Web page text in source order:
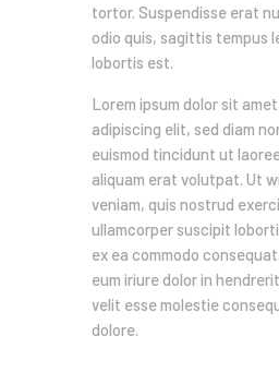
tortor. Suspendisse erat
odio quis, sagittis tempus
lobortis est.
Lorem ipsum dolor sit
adipiscing elit, sed diam
euismod tincidunt ut
aliquam erat volutpat. Ut
veniam, quis nostrud
ullamcorper suscipit
ex ea commodo
eum iriure dolor in
velit esse molestie
dolore.